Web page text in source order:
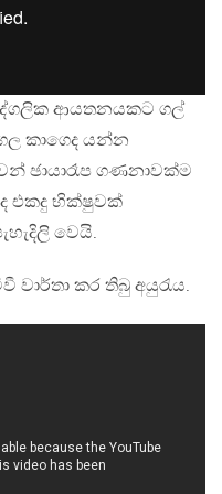
ආයතනයකට ගල්
කාගෙද යන්න
ඡායාරෑප ගණනාවක්ම
එකදු භික්ෂුවක්
වෙයි.
කර තිබු අයුරැය.